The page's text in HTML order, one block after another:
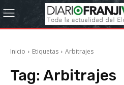
Inicio Etiquetas Arbitrajes
Tag: Arbitrajes